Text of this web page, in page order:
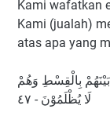
Kami wafatkan
Kami (jualah)
atas apa yang
بِالْقِسْطِ وَهُمْ
لَا يُظْلَمُوْنَ - ٤٧